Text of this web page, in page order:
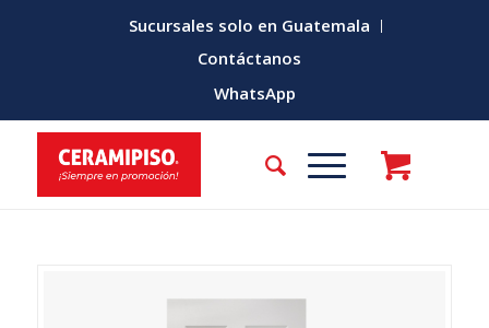
Sucursales solo en Guatemala
Contáctanos
WhatsApp